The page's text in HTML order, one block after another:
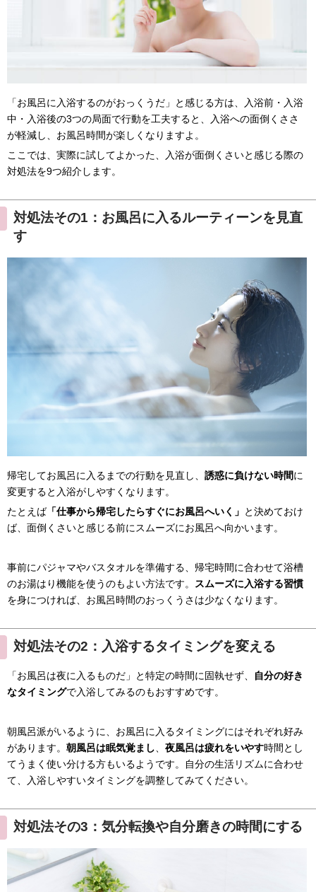
「お風呂に入浴するのがおっくうだ」と感じる方は、入浴前・入浴
中・入浴後の3つの局面で行動を工夫すると、入浴への面倒くささ
が軽減し、お風呂時間が楽しくなりますよ。
ここでは、実際に試してよかった、入浴が面倒くさいと感じる際の
対処法を9つ紹介します。
対処法その1：お風呂に入るルーティーンを見直
す
帰宅してお風呂に入るまでの行動を見直し、 誘惑に負けない時間に
変更すると入浴がしやすくなります。
たとえば「仕事から帰宅したらすぐにお風呂へいく」 と決めておけ
ば、面倒くさいと感じる前にスムーズにお風呂へ向かいます。
事前にパジャマやバスタオルを準備する、帰宅時間に合わせて浴槽
のお湯はり機能を使うのもよい方法です。
スムーズに入浴する習慣
を身につければ、お風呂時間のおっくうさは少なくなります。
対処法その2：入浴するタイミングを変える
「お風呂は夜に入るものだ」と特定の時間に固執せず、
自分の好き
なタイミングで入浴してみるのもおすすめです。
朝風呂派がいるように、お風呂に入るタイミングにはそれぞれ好み
があります。 朝風呂は眠気覚まし 夜風呂は疲れをいやす時間とし
てうまく使い分ける方もいるようです。自分の生活リズムに合わせ
て、入浴しやすいタイミングを調整してみてください。
対処法その3：気分転換や自分磨きの時間にする